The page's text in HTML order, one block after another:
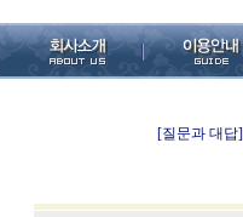
[질문과 대답]